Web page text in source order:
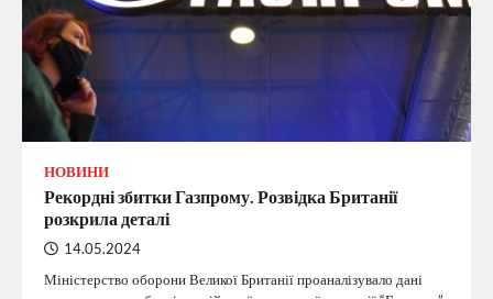
НОВИНИ
Рекордні збитки Газпрому. Розвідка Британії
розкрила деталі
14.05.2024
Міністерство оборони Великої Британії проаналізувало дані